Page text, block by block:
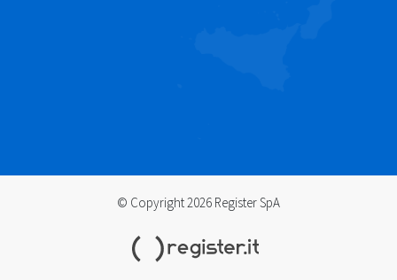
© Copyright 2026 Register SpA